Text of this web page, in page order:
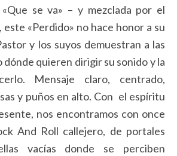
se va» – y mezclada por el
«Perdido» no hace honor a su
y los suyos demuestran a las
quieren dirigir su sonido y la
Mensaje claro, centrado,
y puños en alto. Con el espíritu
nos encontramos con once
And Roll callejero, de portales
vacías donde se perciben